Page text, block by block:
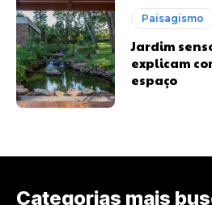
Paisagismo
Jardim
explicam
espaço
Categorias mais